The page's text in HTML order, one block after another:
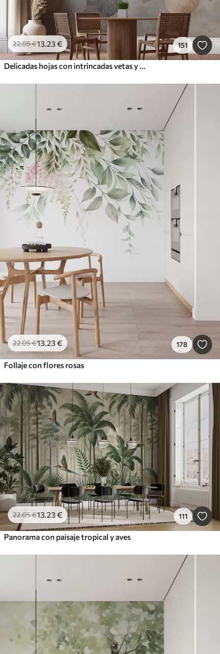
22.05€13.23€ 151
Delicadas hojas con intrincadas vetas y colores suaves y apagados sobre un fondo de textura pálida
22.05€13 .23€ 178
Follaje con flores rosas
22.05€13.23€ 111
Panorama con paisaje tropical y aves